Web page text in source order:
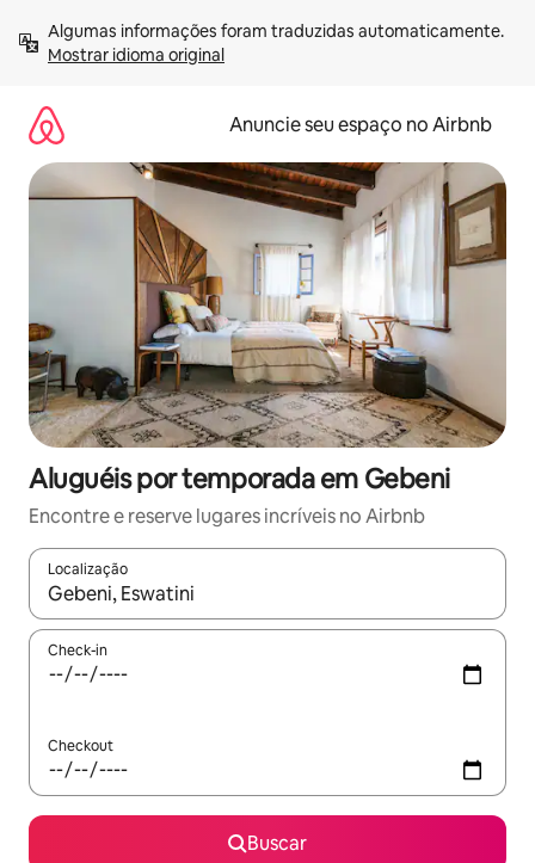
para
Mostrar idioma original
Anuncie seu espaço no Airbnb
Aluguéis por temporada em Gebeni
Encontre e reserve lugares incríveis no Airbnb
Localização
Quando os resultados estiverem disponíveis, explore-os
Check-in
Checkout
Buscar